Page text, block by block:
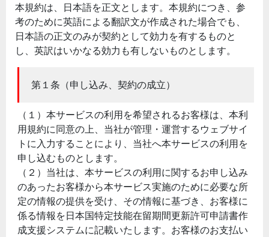
本規約は、日本語を正文とします。本規約につき、参
考のために英語による翻訳文が作成された場合でも、
日本語の正文のみが契約として効力を有するものと
し、英訳はいかなる効力も有しないものとします。
第１条（申し込み、契約の成立）
（１）本サービスの利用を希望されるお客様は、本利
用規約に同意の上、当社が管理・運営するウェブサイ
トに入力することにより、当社へ本サービスの利用を
申し込むものとします。
（２）当社は、本サービスの利用に関するお申し込み
のあったお客様から本サービス実施のために必要な所
定の情報の提供を受け、その情報に基づき、お客様に
係る情報を日本国特定技能在留期間更新許可申請書作
成支援システムに記載いたします。お客様のお支払い